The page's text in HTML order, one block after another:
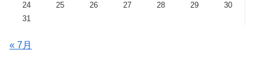
24
25 26 27 28 29
30
31
« 7月